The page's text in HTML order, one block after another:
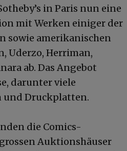
in Paris nun eine
mit Werken einiger der
sowie amerikanischen
Uderzo, Herriman,
ab. Das Angebot
darunter viele
Druckplatten.
die Comics-
Auktionshäuser